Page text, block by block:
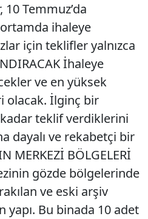
Temmuz’da
ihaleye
için teklifler yalnızca
İhaleye
ve en yüksek
olacak. İlginç bir
kadar teklif verdiklerini
dayalı ve rekabetçi bir
MERKEZİ BÖLGELERİ
gözde bölgelerinde
ve eski arşiv
yapı. Bu binada 10 adet